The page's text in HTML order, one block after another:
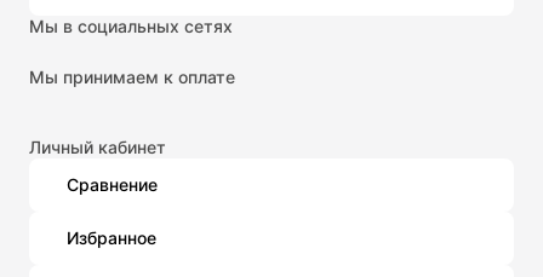
Мы в социальных сетях
Мы принимаем к оплате
Личный кабинет
Сравнение
Избранное